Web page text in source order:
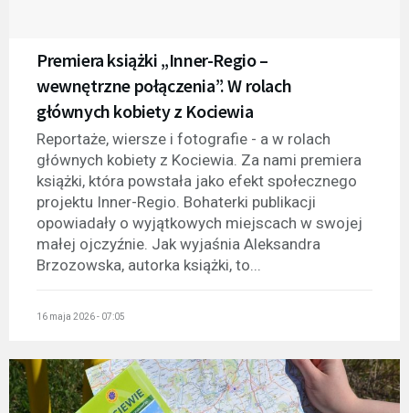
Premiera książki „Inner-Regio –
wewnętrzne połączenia”. W rolach
głównych kobiety z Kociewia
Reportaże, wiersze i fotografie - a w rolach
głównych kobiety z Kociewia. Za nami premiera
książki, która powstała jako efekt społecznego
projektu Inner-Regio. Bohaterki publikacji
opowiadały o wyjątkowych miejscach w swojej
małej ojczyźnie. Jak wyjaśnia Aleksandra
Brzozowska, autorka książki, to...
16 maja 2026 - 07:05